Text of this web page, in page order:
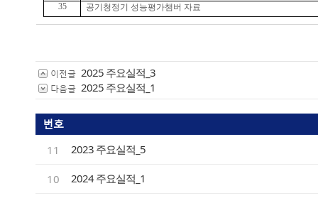
35
공기청정기 성능평가챔버 자료
이전글 2025 주요실적_3
다음글 2025 주요실적_1
번호
11
2023 주요실적_5
10 2024 주요실적_1